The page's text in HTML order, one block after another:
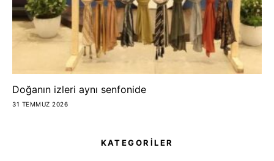
Doğanın izleri aynı senfonide
31 TEMMUZ 2026
KATEGORİLER